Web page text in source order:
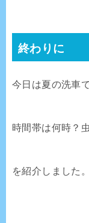
終わりに
今日は夏の洗車
時間帯は何時？
を紹介しました。